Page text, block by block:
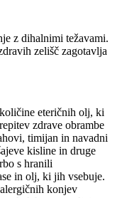
z dihalnimi težavami.
zelišč zagotavlja
eteričnih olj, ki
zdrave obrambe
timijan in navadni
kisline in druge
s hranili
in olj, ki jih vsebuje.
konjev